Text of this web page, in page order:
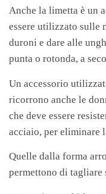
Anche la limetta è un
essere utilizzato sulle
duroni e dare alle
punta o rotonda, a
Un accessorio
ricorrono anche le
che deve essere
acciaio, per eliminare
Quelle dalla forma
permettono di tagliare